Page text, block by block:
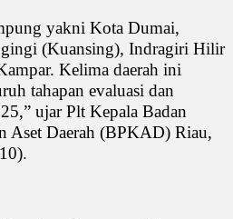
yakni Kota Dumai,
(Kuansing), Indragiri Hilir
Kelima daerah ini
tahapan evaluasi dan
ujar Plt Kepala Badan
Aset Daerah (BPKAD) Riau,